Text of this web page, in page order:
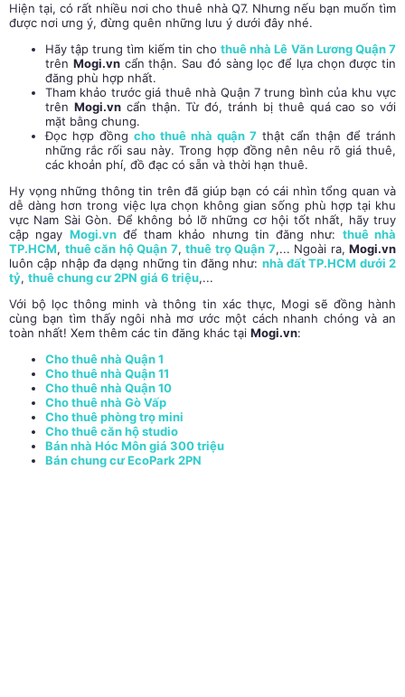
Hiện tại, có rất nhiều nơi cho thuê nhà Q7. Nhưng nếu bạn muốn tìm
được nơi ưng ý, đừng quên những lưu ý dưới đây nhé.
Hãy tập trung tìm kiếm tin chothuê nhà Lê Văn Lương Quận 7
trên Mogi.vncẩn thận. Sau đó sàng lọc để lựa chọn được tin
đăng phù hợp nhất.
Tham khảo trước giá thuê nhà Quận 7 trung bình của khu vực
trên Mogi.vncẩn thận. Từ đó, tránh bị thuê quá cao so với
mặt bằng chung.
Đọc hợp đồng cho thuê nhà quận 7 thật cẩn thận để tránh
những rắc rối sau này. Trong hợp đồng nên nêu rõ giá thuê,
các khoản phí, đồ đạc có sẵn và thời hạn thuê.
Hy vọng những thông tin trên đã giúp bạn có cái nhìn tổng quan và
dễ dàng hơn trong việc lựa chọn không gian sống phù hợp tại khu
vực Nam Sài Gòn. Để không bỏ lỡ những cơ hội tốt nhất, hãy truy
cập ngay Mogi.vnđể tham khảo nhưng tin đăng như: thuê nhà
TP.HCM, thuê căn hộ Quận 7, thuê trọ Quận 7,... Ngoài ra, Mogi.vn
luôn cập nhập đa dạng những tin đăng như: nhà đất TP.HCM dưới 2
tỷ, thuê chung cư 2PN giá 6 triệu,...
Với bộ lọc thông minh và thông tin xác thực, Mogi sẽ đồng hành
cùng bạn tìm thấy ngôi nhà mơ ước một cách nhanh chóng và an
toàn nhất! Xem thêm các tin đăng khác tại Mogi.vn:
Cho thuê nhà Quận 1
Cho thuê nhà Quận 11
Cho thuê nhà Quận 10
Cho thuê nhà Gò Vấp
Cho thuê phòng trọ mini
Cho thuê căn hộ studio
Bán nhà Hóc Môn giá 300 triệu
Bán chung cư EcoPark 2PN